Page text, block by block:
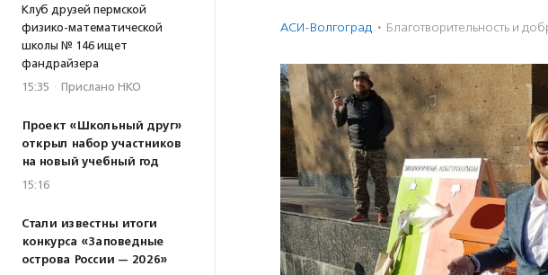
Клуб друзей пермской
физико-математической
школы № 146 ищет
фандрайзера
15:35 · Прислано НКО
Проект «Школьный друг»
открыл набор участников
на новый учебный год
15:16
Стали известны итоги
конкурса «Заповедные
острова России — 2026»
АСИ-Волгоград · Благотвори­тель­ность и